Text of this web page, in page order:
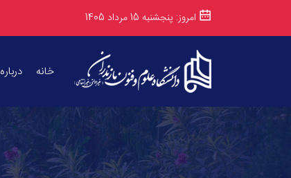
امروز: پنجشنبه 15 مرداد 1405
خانه درباره